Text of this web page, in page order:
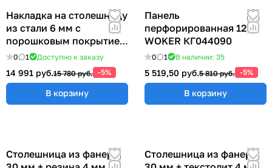
Накладка на столешницу
из стали 6 мм с
порошковым покрытием
(ширина 1200 мм)
0 1 Доступно к заказу
14 991 руб.15 780 руб. -5%
В корзину
Панель
перфорированная 1200
WOKER КГ044090
0 1 В наличии: 35
5 519,50 руб.5 810 руб. -5%
В корзину
Столешница из фанеры
Столешница из фанеры